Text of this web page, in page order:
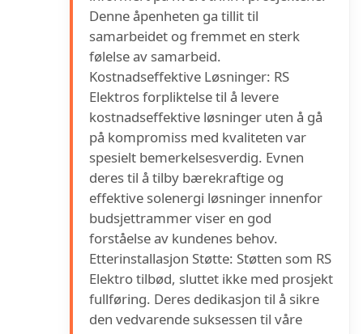
Denne åpenheten ga tillit til
samarbeidet og fremmet en sterk
følelse av samarbeid.
Kostnadseffektive Løsninger: RS
Elektros forpliktelse til å levere
kostnadseffektive løsninger uten å gå
på kompromiss med kvaliteten var
spesielt bemerkelsesverdig. Evnen
deres til å tilby bærekraftige og
effektive solenergi løsninger innenfor
budsjettrammer viser en god
forståelse av kundenes behov.
Etterinstallasjon Støtte: Støtten som RS
Elektro tilbød, sluttet ikke med prosjekt
fullføring. Deres dedikasjon til å sikre
den vedvarende suksessen til våre